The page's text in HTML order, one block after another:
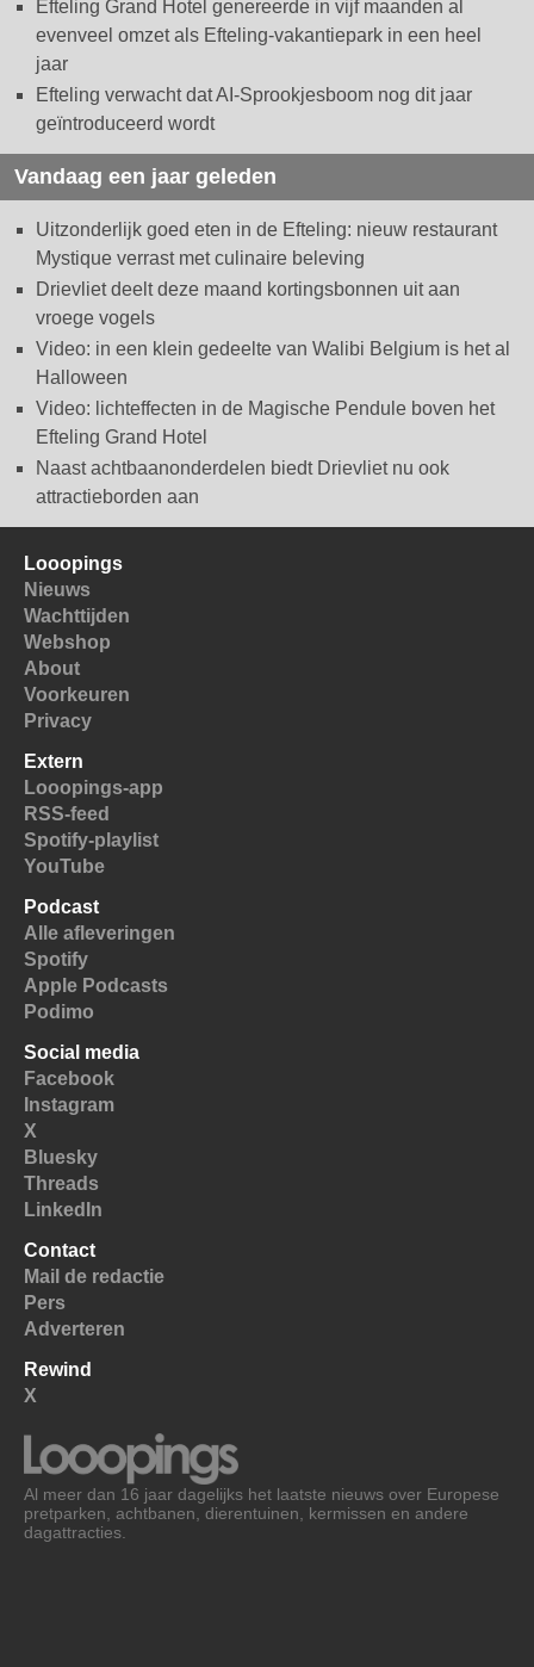
Efteling Grand Hotel genereerde in vijf maanden al
evenveel omzet als Efteling-vakantiepark in een heel
jaar
Efteling verwacht dat AI-Sprookjesboom nog dit jaar
geïntroduceerd wordt
Vandaag een jaar geleden
Uitzonderlijk goed eten in de Efteling: nieuw restaurant
Mystique verrast met culinaire beleving
Drievliet deelt deze maand kortingsbonnen uit aan
vroege vogels
Video: in een klein gedeelte van Walibi Belgium is het al
Halloween
Video: lichteffecten in de Magische Pendule boven het
Efteling Grand Hotel
Naast achtbaanonderdelen biedt Drievliet nu ook
attractieborden aan
Looopings
Nieuws
Wachttijden
Webshop
About
Voorkeuren
Privacy
Extern
Looopings-app
RSS-feed
Spotify-playlist
YouTube
Podcast
Alle afleveringen
Spotify
Apple Podcasts
Podimo
Social media
Facebook
Instagram
X
Bluesky
Threads
LinkedIn
Contact
Mail de redactie
Pers
Adverteren
Rewind
X
Al meer dan 16 jaar dagelijks het laatste nieuws over Europese
pretparken, achtbanen, dierentuinen, kermissen en andere
dagattracties.